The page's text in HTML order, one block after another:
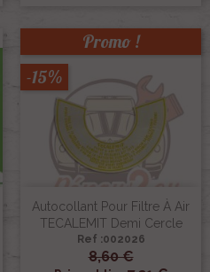
Autocollant Pour Filtre À Air
TECALEMIT Demi Cercle
Ref :002026
8,60 €
Promo !
-15%